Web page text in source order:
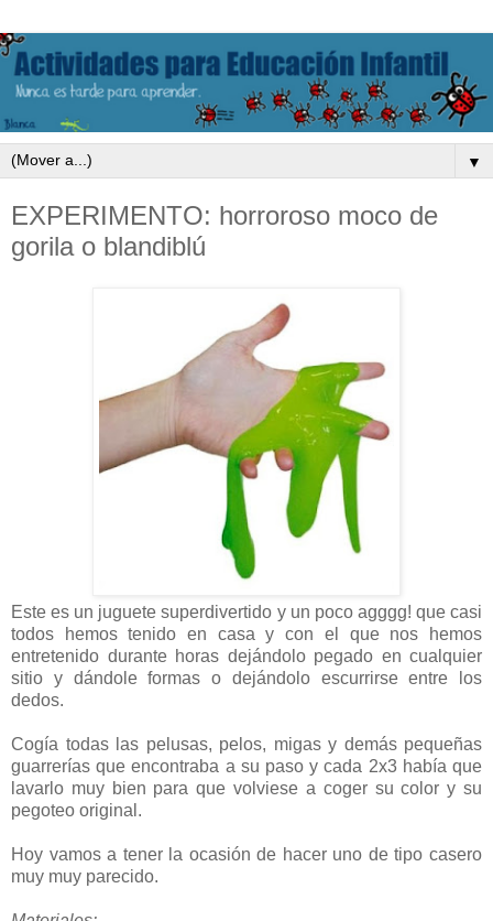
▼
EXPERIMENTO: horroroso moco de
gorila o blandiblú
Este es un juguete superdivertido y un poco agggg! que casi
todos hemos tenido en casa y con el que nos hemos
entretenido durante horas dejándolo pegado en cualquier
sitio y dándole formas o dejándolo escurrirse entre los
dedos.
Cogía todas las pelusas, pelos, migas y demás pequeñas
guarrerías que encontraba a su paso y cada 2x3 había que
lavarlo muy bien para que volviese a coger su color y su
pegoteo original.
Hoy vamos a tener la ocasión de hacer uno de tipo casero
muy muy parecido.